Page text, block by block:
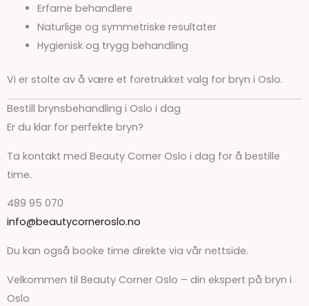
Erfarne behandlere
Naturlige og symmetriske resultater
Hygienisk og trygg behandling
Vi er stolte av å være et foretrukket valg for bryn i Oslo.
Bestill brynsbehandling i Oslo i dag
Er du klar for perfekte bryn?
Ta kontakt med Beauty Corner Oslo i dag for å bestille
time.
489 95 070
info@beautycorneroslo.no
Du kan også booke time direkte via vår nettside.
Velkommen til Beauty Corner Oslo – din ekspert på bryn i
Oslo